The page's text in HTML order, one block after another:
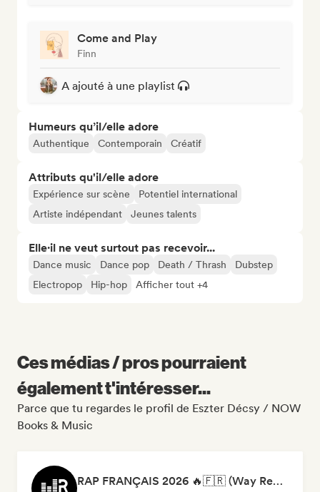
Come and Play
Finn
A ajouté à une playlist
Humeurs qu’il/elle adore
Authentique Contemporain Créatif
Attributs qu'il/elle adore
Expérience sur scène
Potentiel international
Artiste indépendant
Jeunes talents
Elle·il ne veut surtout pas recevoir...
Dance music Dance pop Death / Thrash
Dubstep
Electropop
Hip-hop Afficher tout +4
Ces médias / pros pourraient
également t'intéresser...
Parce que tu regardes le profil de Eszter Décsy / NOW
Books & Music
RAP FRANÇAIS 2026 🔥🇫🇷 (Way Records)